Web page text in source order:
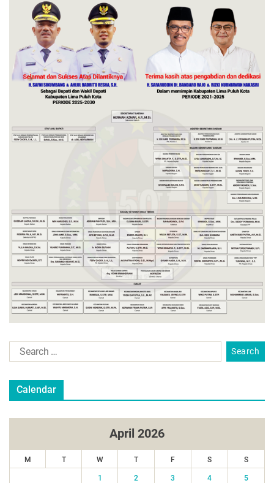
Calendar
April 2026
M T W T F S S
1 2 3 4 5